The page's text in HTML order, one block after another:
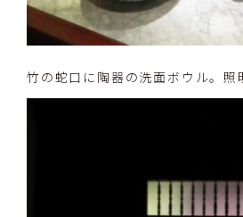
竹の蛇口に陶器の洗面ボウル。照